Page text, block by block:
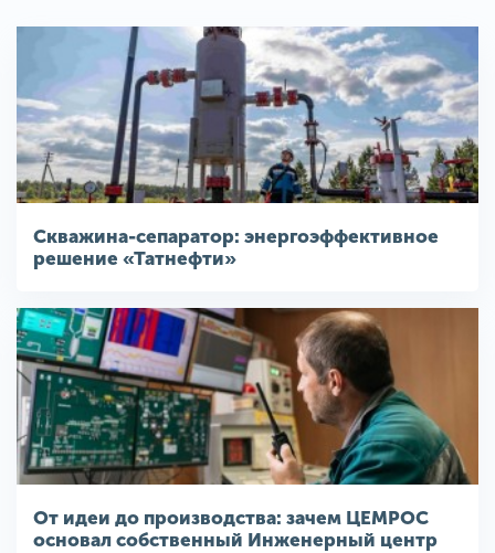
Скважина-сепаратор: энергоэффективное
решение «Татнефти»
От идеи до производства: зачем ЦЕМРОС
основал собственный Инженерный центр